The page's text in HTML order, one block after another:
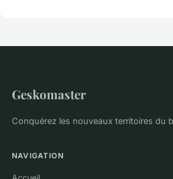
Geskomaster
Conquérez les nouveaux territoires du
NAVIGATION